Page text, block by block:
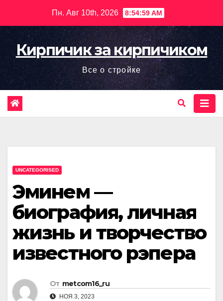
содержимому
Пн. Авг 10th, 2026 8:55:00 AM
Кирпичик за кирпичиком
Все о стройке
UNCATEGORISED
Эминем —
биография, личная
жизнь и творчество
известного рэпера
От metcom16_ru
НОЯ 3, 2023